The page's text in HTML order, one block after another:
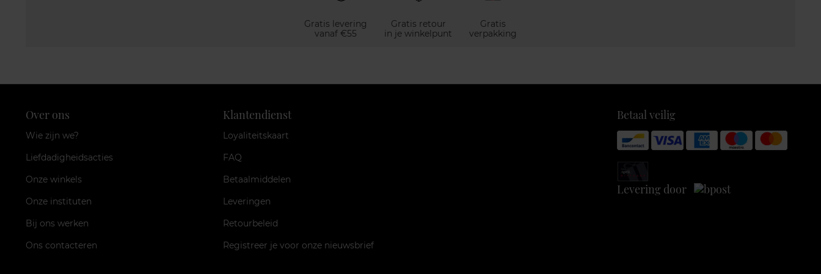
Gratis levering
vanaf €55
Gratis retour
in je winkelpunt
Gratis
verpakking
Over ons
Wie zijn we?
Liefdadigheidsacties
Onze winkels
Onze instituten
Bij ons werken
Ons contacteren
Klantendienst
Loyaliteitskaart
FAQ
Betaalmiddelen
Leveringen
Retourbeleid
Registreer je voor onze nieuwsbrief
Betaal veilig
Levering door